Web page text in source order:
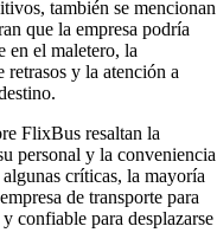
también se mencionan
que la empresa podría
en el maletero, la
retrasos y la atención a
FlixBus resaltan la
personal y la conveniencia
críticas, la mayoría
de transporte para
confiable para desplazarse